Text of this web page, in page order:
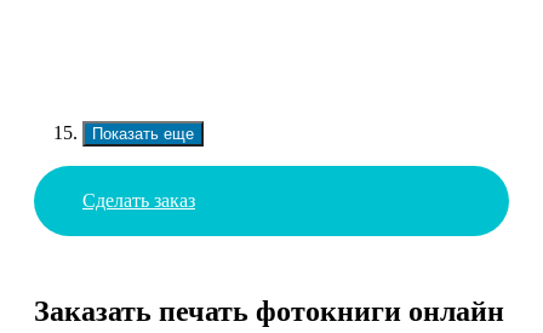
Показать еще
Сделать заказ
Заказать печать фотокниги онлайн